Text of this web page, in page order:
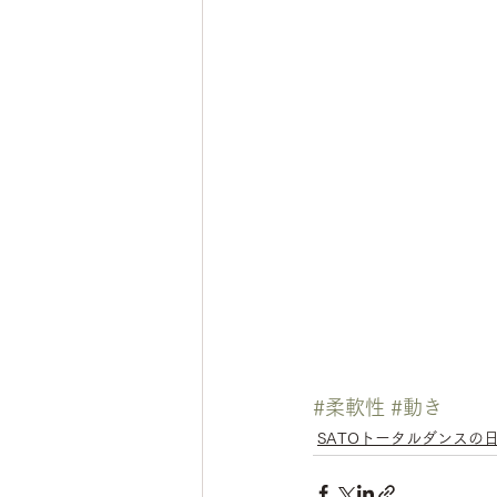
#柔軟性 #動き
SATOトータルダンスの